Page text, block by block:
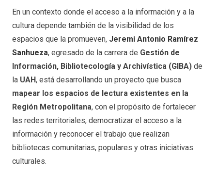
En un contexto donde el acceso a la información y a la
cultura depende también de la visibilidad de los
espacios que la promueven, Jeremi Antonio Ramírez
Sanhueza, egresado de la carrera de Gestión de
Información, Bibliotecología y Archivística (GIBA) de
la UAH, está desarrollando un proyecto que busca
mapear los espacios de lectura existentes en la
Región Metropolitana, con el propósito de fortalecer
las redes territoriales, democratizar el acceso a la
información y reconocer el trabajo que realizan
bibliotecas comunitarias, populares y otras iniciativas
culturales.